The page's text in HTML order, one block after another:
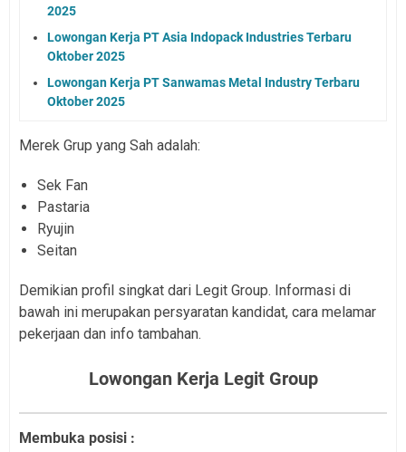
2025
Lowongan Kerja PT Asia Indopack Industries Terbaru
Oktober 2025
Lowongan Kerja PT Sanwamas Metal Industry Terbaru
Oktober 2025
Merek Grup yang Sah adalah:
Sek Fan
Pastaria
Ryujin
Seitan
Demikian profil singkat dari Legit Group. Informasi di
bawah ini merupakan persyaratan kandidat, cara melamar
pekerjaan dan info tambahan.
Lowongan Kerja Legit Group
Membuka posisi :